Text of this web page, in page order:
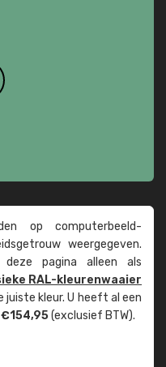
op computer­beeld­
weer­gegeven.
deze pagina alleen als
RAL-kleuren­waaier
juiste kleur. U heeft al een
(exclusief BTW).